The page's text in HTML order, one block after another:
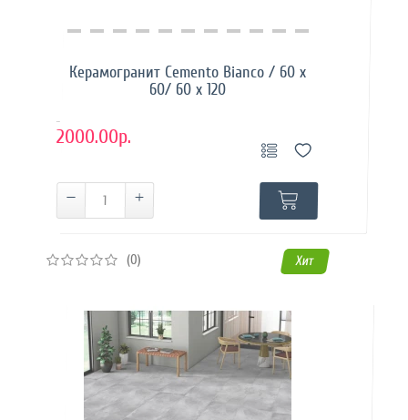
Купить в 1 клик
Керамогранит Cemento Bianco / 60 x
60/ 60 x 120
..
2000.00р.
(0) Хит